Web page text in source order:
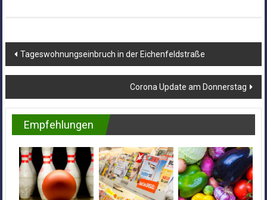
Beitragsnavigation
Tageswohnungseinbruch in der Eichenfeldstraße
Corona Update am Donnerstag
Empfehlungen